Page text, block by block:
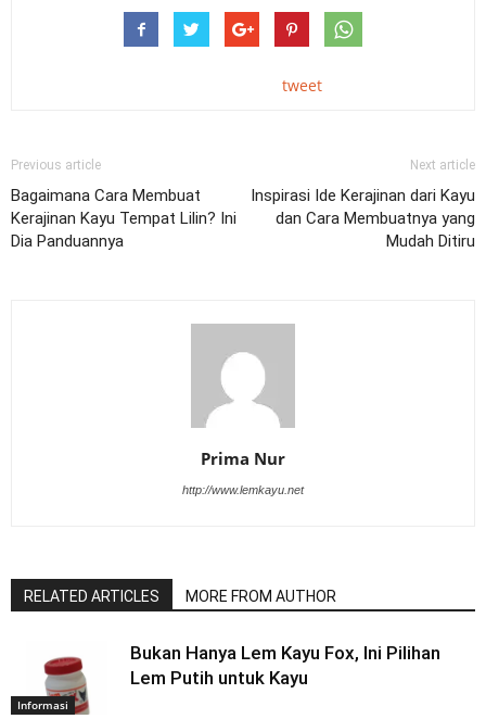
tweet
Previous article
Bagaimana Cara Membuat
Kerajinan Kayu Tempat Lilin? Ini
Dia Panduannya
Next article
Inspirasi Ide Kerajinan dari Kayu
dan Cara Membuatnya yang
Mudah Ditiru
Prima Nur
http://www.lemkayu.net
RELATED ARTICLES MORE FROM AUTHOR
Informasi
Bukan Hanya Lem Kayu Fox, Ini Pilihan
Lem Putih untuk Kayu